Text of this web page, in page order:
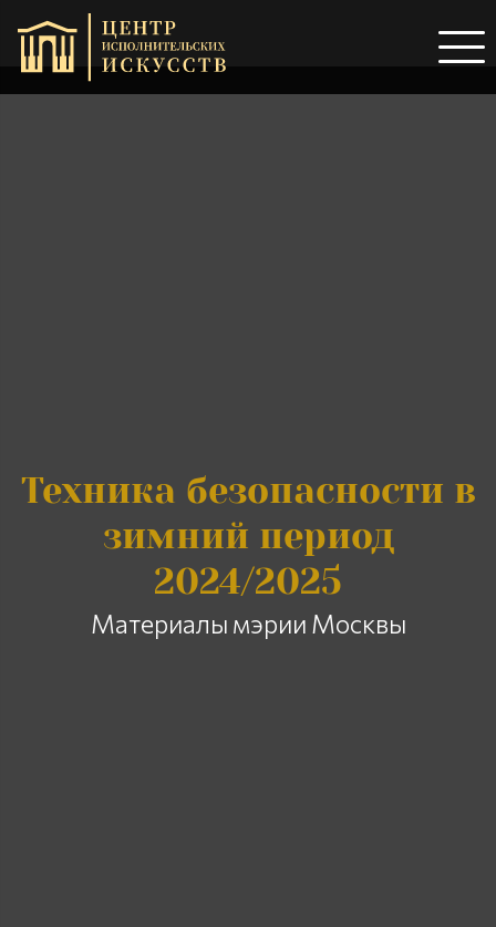
Техника безопасности в
зимний период
2024/2025
Материалы мэрии Москвы